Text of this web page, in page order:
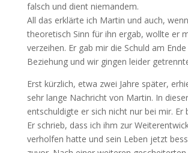
falsch und dient niemandem.
All das erklärte ich Martin und auch,
theoretisch Sinn für ihn ergab, wollte er
verzeihen. Er gab mir die Schuld am
Beziehung und wir gingen leider
Erst kürzlich, etwa zwei Jahre später,
sehr lange Nachricht von Martin. In dieser
entschuldigte er sich nicht nur bei mir. Er
Er schrieb, dass ich ihm zur
verholfen hatte und sein Leben jetzt